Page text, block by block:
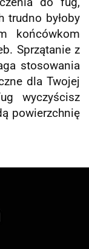
trudno byłoby
końcówkom
Sprzątanie z
stosowania
dla Twojej
wyczyścisz
powierzchnię